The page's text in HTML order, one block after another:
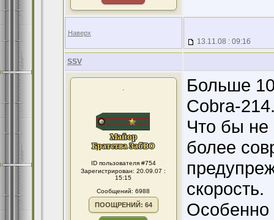
Наверх
13.11.08 : 09:16
SSV
.
ID пользователя #754
Зарегистрирован: 20.09.07 :
15:15
Сообщений: 6988
ПООЩРЕНИЙ: 64
Больше
Cobra-
Что бы не
более
скорость.
Особенно